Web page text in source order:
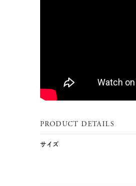
PRODUCT DETAILS
サイズ